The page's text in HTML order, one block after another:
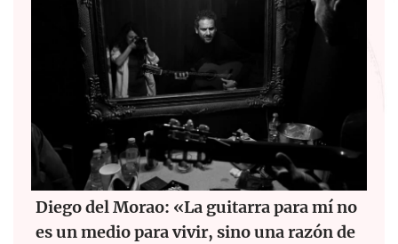
Diego del Morao: «La guitarra para mí no
es un medio para vivir, sino una razón de